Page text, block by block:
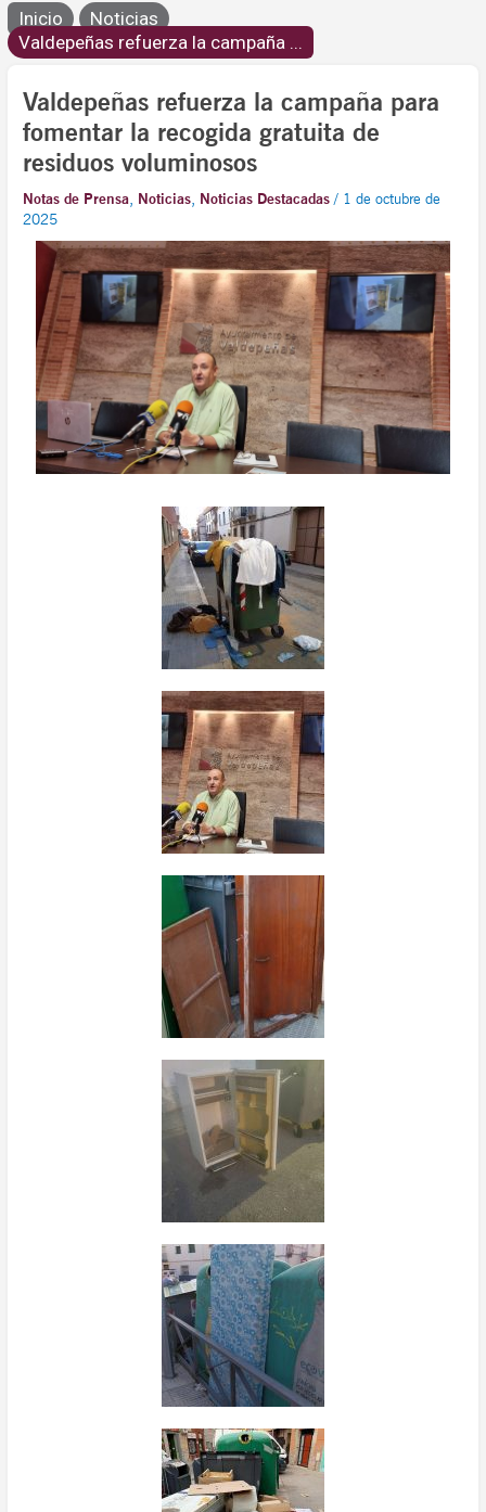
Inicio
Noticias
Valdepeñas refuerza la campaña ...
Valdepeñas refuerza la campaña para
fomentar la recogida gratuita de
residuos voluminosos
Notas de Prensa, Noticias, Noticias Destacadas / 1 de octubre de
2025